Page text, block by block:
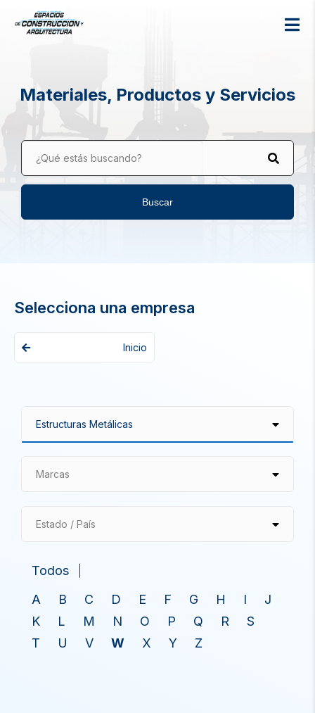
Materiales, Productos y Servicios
¿Qué estás buscando?
Buscar
Selecciona una empresa
Inicio
Marcas
Estado / País
Todos
A
B C D E F G H I
J
K
L M N O P Q R
S
T
U V W X Y Z